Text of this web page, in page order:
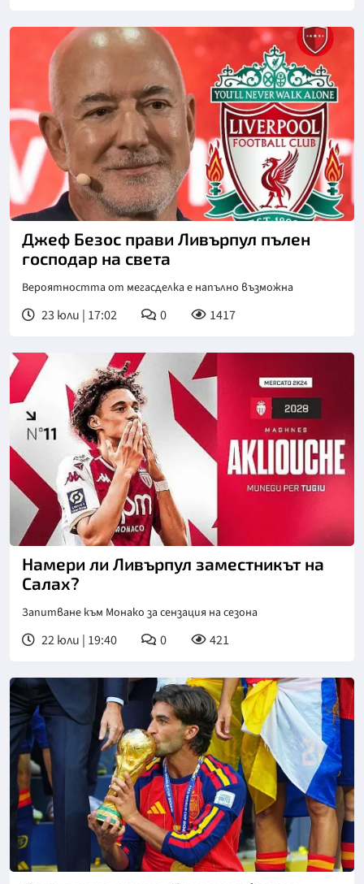
Джеф Безос прави Ливърпул пълен
господар на света
Вероятността от мегасделка е напълно възможна
23 юли | 17:02 0 1417
Намери ли Ливърпул заместникът на
Салах?
Запитване към Монако за сензация на сезона
22 юли | 19:40 0 421